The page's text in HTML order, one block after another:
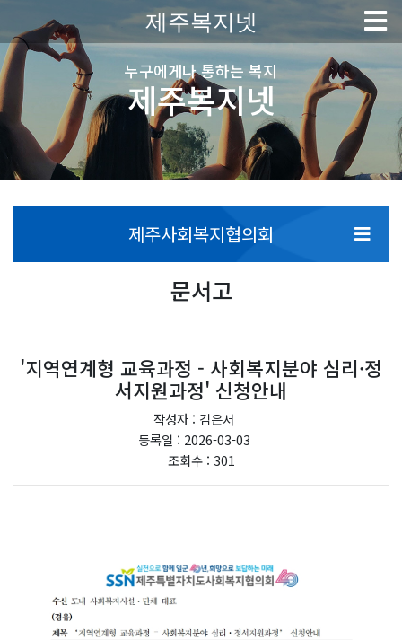
제주복지넷
누구에게나 통하는 복지
제주복지넷
제주사회복지협의회
문서고
'지역연계형 교육과정 - 사회복지분야 심리·정
서지원과정' 신청안내
작성자 : 김은서
등록일 : 2026-03-03
조회수 : 301